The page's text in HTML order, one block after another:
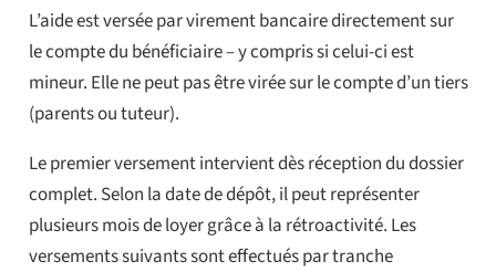
L’aide est versée par virement bancaire directement sur
le compte du bénéficiaire – y compris si celui-ci est
mineur. Elle ne peut pas être virée sur le compte d’un tiers
(parents ou tuteur).
Le premier versement intervient dès réception du dossier
complet. Selon la date de dépôt, il peut représenter
plusieurs mois de loyer grâce à la rétroactivité. Les
versements suivants sont effectués par tranche